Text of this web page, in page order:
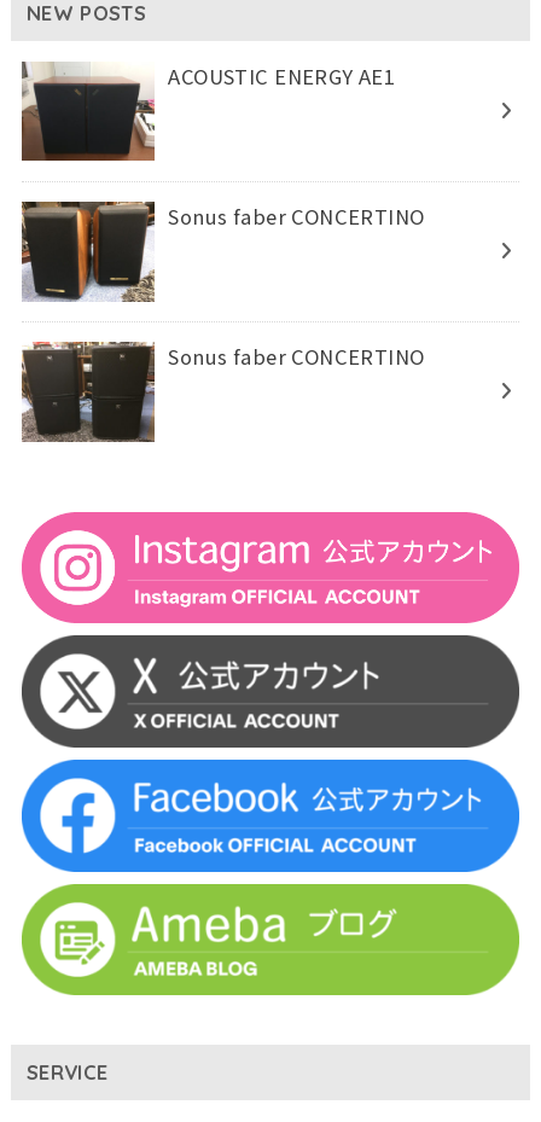
NEW POSTS
ACOUSTIC ENERGY AE1
Sonus faber CONCERTINO
Sonus faber CONCERTINO
SERVICE